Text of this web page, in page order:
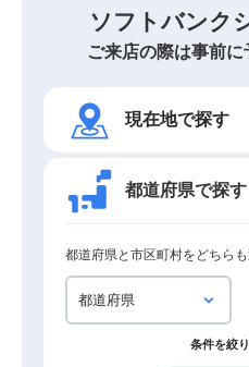
ソフトバンク
ご来店の際は事前
現在地で探す
都道府県で探す
都道府県と市区町村をどちらも
条件を絞